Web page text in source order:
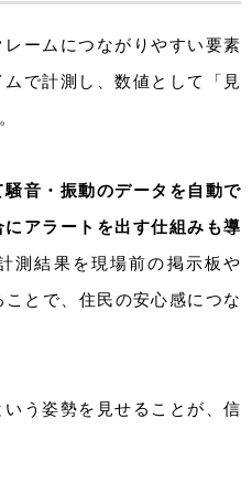
ームにつながりやすい要素
で計測し、数値として「見
音・振動のデータを自動で
アラートを出す仕組みも導
測結果を現場前の掲示板や
とで、住民の安心感につな
いう姿勢を見せることが、信